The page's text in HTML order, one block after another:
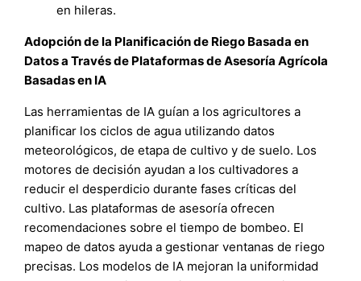
en hileras.
Adopción de la Planificación de Riego Basada en
Datos a Través de Plataformas de Asesoría Agrícola
Basadas en IA
Las herramientas de IA guían a los agricultores a
planificar los ciclos de agua utilizando datos
meteorológicos, de etapa de cultivo y de suelo. Los
motores de decisión ayudan a los cultivadores a
reducir el desperdicio durante fases críticas del
cultivo. Las plataformas de asesoría ofrecen
recomendaciones sobre el tiempo de bombeo. El
mapeo de datos ayuda a gestionar ventanas de riego
precisas. Los modelos de IA mejoran la uniformidad